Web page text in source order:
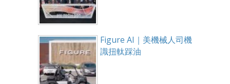
Figure AI｜美機械人司機
識扭軚踩油